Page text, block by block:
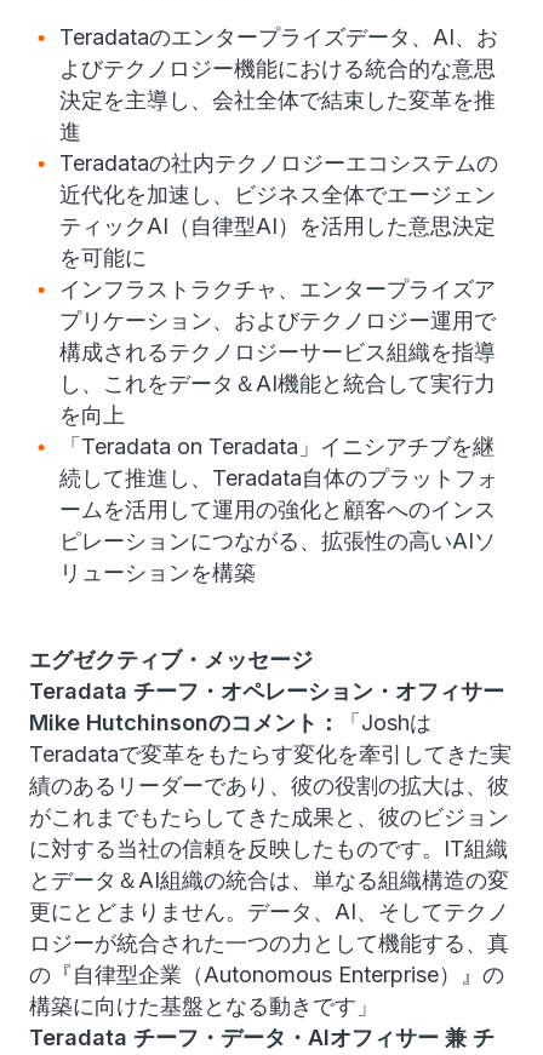
Teradataのエンタープライズデータ、AI、お
よびテクノロジー機能における統合的な意思
決定を主導し、会社全体で結束した変革を推
進
Teradataの社内テクノロジーエコシステムの
近代化を加速し、ビジネス全体でエージェン
ティックAI（自律型AI）を活用した意思決定
を可能に
インフラストラクチャ、エンタープライズア
プリケーション、およびテクノロジー運用で
構成されるテクノロジーサービス組織を指導
し、これをデータ＆AI機能と統合して実行力
を向上
「Teradata on Teradata」イニシアチブを継
続して推進し、Teradata自体のプラットフォ
ームを活用して運用の強化と顧客へのインス
ピレーションにつながる、拡張性の高いAIソ
リューションを構築
エグゼクティブ・メッセージ
Teradata チーフ・オペレーション・オフィサー
Mike Hutchinsonのコメント：
「Joshは
Teradataで変革をもたらす変化を牽引してきた実
績のあるリーダーであり、彼の役割の拡大は、彼
がこれまでもたらしてきた成果と、彼のビジョン
に対する当社の信頼を反映したものです。IT組織
とデータ＆AI組織の統合は、単なる組織構造の変
更にとどまりません。データ、AI、そしてテクノ
ロジーが統合された一つの力として機能する、真
の『自律型企業（Autonomous Enterprise）』の
構築に向けた基盤となる動きです」
Teradata チーフ・データ・AIオフィサー 兼 チ